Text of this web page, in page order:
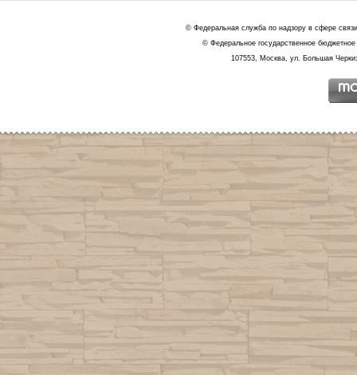
© Федеральная служба по надзору в сфере
© Федеральное государственное
107553, Москва, ул. Большая